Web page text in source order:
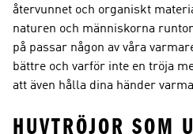
återvunnet och organiskt
naturen och människorna
på passar någon av våra
bättre och varför inte en tröja
att även hålla dina händer
HUVTRÖJOR SOM